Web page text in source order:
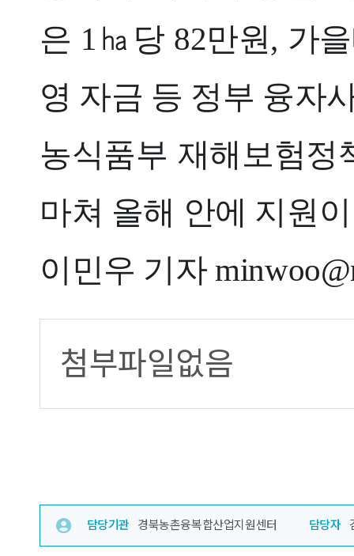
은 1㏊당 82만원, 가
영 자금 등 정부 융자
농식품부 재해보험정
마쳐 올해 안에 지원
이민우 기자
첨부파일없음
담당기관 경북농촌융복합산업지원센터 담당자